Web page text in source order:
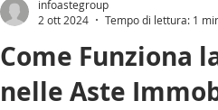
Come Funziona
nelle Aste
infoastegroup
2 ott 2024
Tempo di lettura: 1